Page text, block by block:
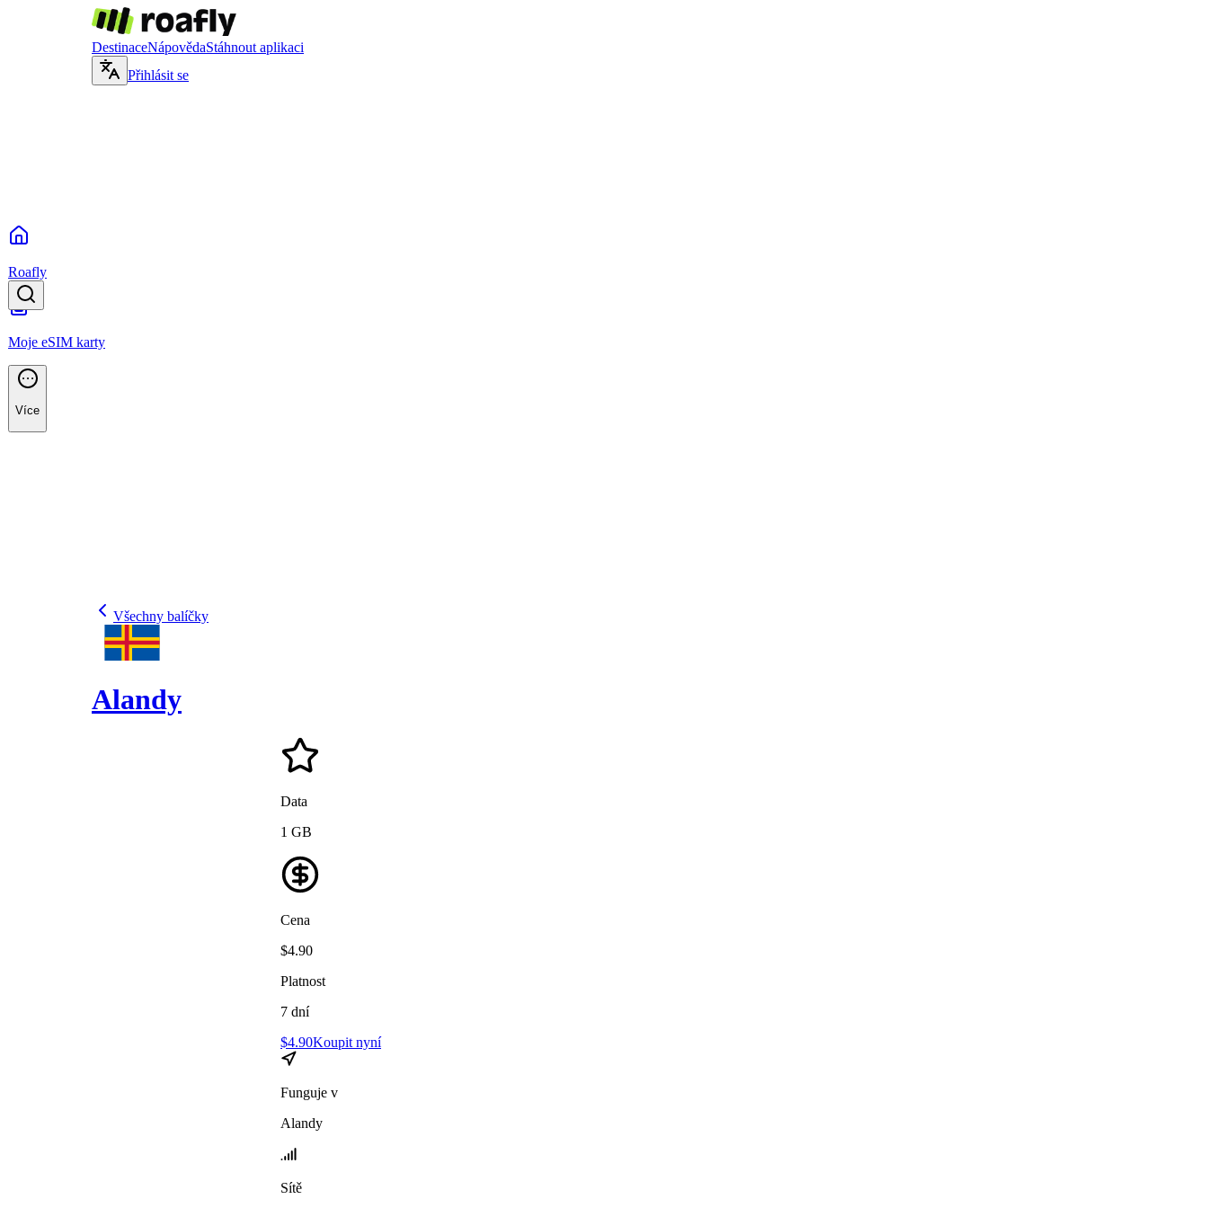
DestinaceNápovědaStáhnout aplikaci
Přihlásit se
Roafly
Moje eSIM karty
Více
Všechny balíčky
Alandy
Data
1 GB
Cena
$4.90
Platnost
7 dní
$4.90Koupit nyní
Funguje v
Alandy
Sítě